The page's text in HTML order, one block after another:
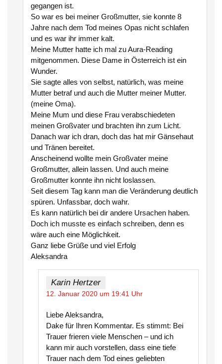
gegangen ist.
So war es bei meiner Großmutter, sie konnte 8
Jahre nach dem Tod meines Opas nicht schlafen
und es war ihr immer kalt.
Meine Mutter hatte ich mal zu Aura-Reading
mitgenommen. Diese Dame in Österreich ist ein
Wunder.
Sie sagte alles von selbst, natürlich, was meine
Mutter betraf und auch die Mutter meiner Mutter.
(meine Oma).
Meine Mum und diese Frau verabschiedeten
meinen Großvater und brachten ihn zum Licht.
Danach war ich dran, doch das hat mir Gänsehaut
und Tränen bereitet.
Anscheinend wollte mein Großvater meine
Großmutter, allein lassen. Und auch meine
Großmutter konnte ihn nicht loslassen.
Seit diesem Tag kann man die Veränderung deutlich
spüren. Unfassbar, doch wahr.
Es kann natürlich bei dir andere Ursachen haben.
Doch ich musste es einfach schreiben, denn es
wäre auch eine Möglichkeit.
Ganz liebe Grüße und viel Erfolg
Aleksandra
Karin Hertzer
12. Januar 2020 um 19:41 Uhr
Liebe Aleksandra,
Dake für Ihren Kommentar. Es stimmt: Bei
Trauer frieren viele Menschen – und ich
kann mir auch vorstellen, dass eine tiefe
Trauer nach dem Tod eines geliebten